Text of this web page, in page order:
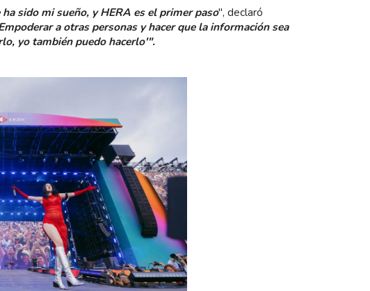
sido mi sueño, y HERA es el primer paso", declaró
a otras personas y hacer que la información sea
yo también puedo hacerlo'".